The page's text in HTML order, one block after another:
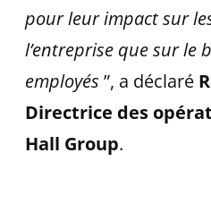
pour leur impact sur
l’entreprise que sur le
employés ”, a déclaré
Directrice des
Hall Group.